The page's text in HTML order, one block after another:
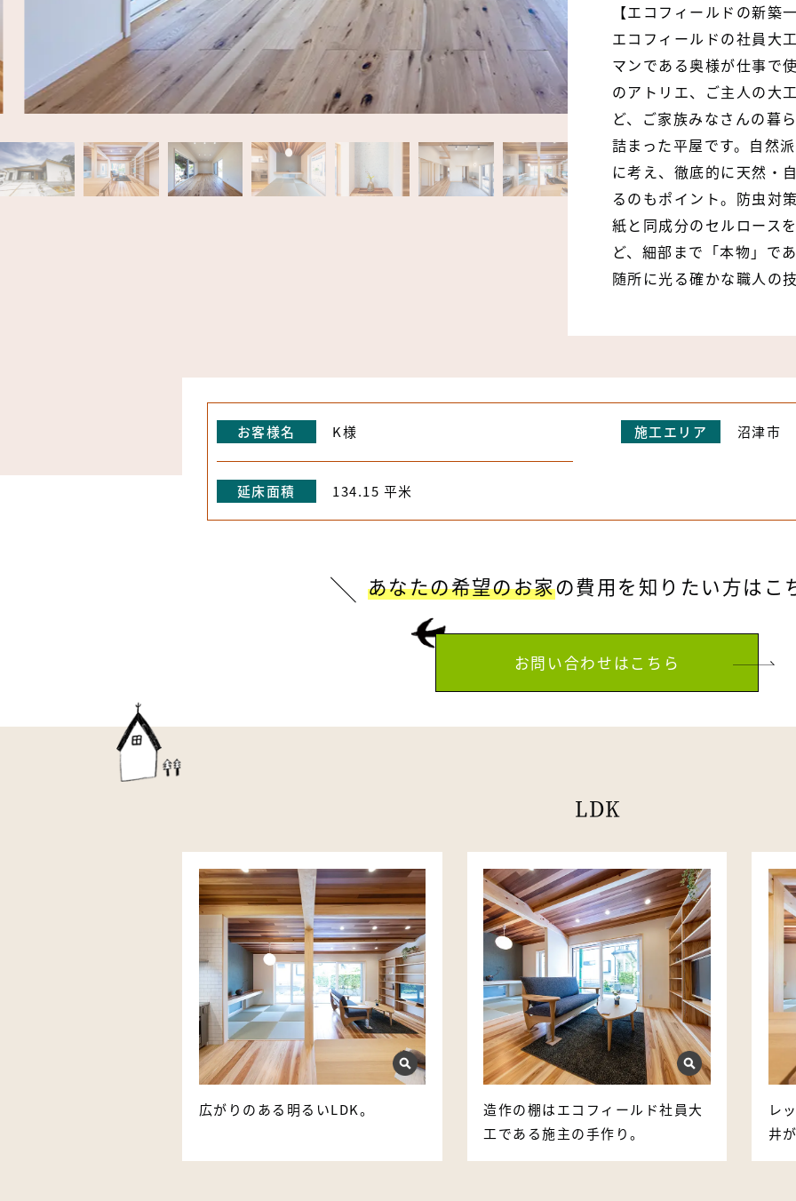
【エコフィールドの新築
エコフィールドの社員大
マンである奥様が仕事で
のアトリエ、ご主人の大
ど、ご家族みなさんの暮
詰まった平屋です。自然
に考え、徹底的に天然・
るのもポイント。防虫対
紙と同成分のセルロース
ど、細部まで「本物」で
随所に光る確かな職人の
お客様名 K様 施工エリア 沼津市
延床面積 134.15 平米
あなたの希望のお家の費用を知りたい方はこ
お問い合わせはこちら
LDK
広がりのある明るいLDK。
造作の棚はエコフィールド社員大
工である施主の手作り。
レ
井